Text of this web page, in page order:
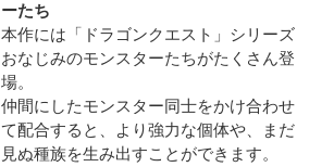
ーたち
本作には「ドラゴンクエスト」シリーズ
おなじみのモンスターたちがたくさん登
場。
仲間にしたモンスター同士をかけ合わせ
て配合すると、より強力な個体や、まだ
見ぬ種族を生み出すことができます。